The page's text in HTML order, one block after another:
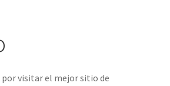
visitar el mejor sitio de